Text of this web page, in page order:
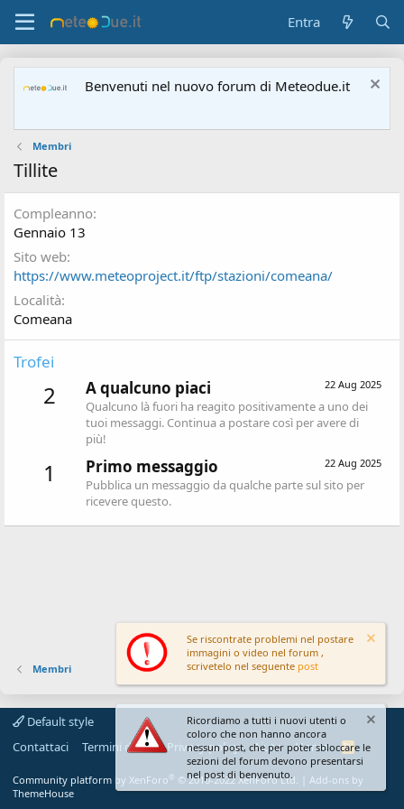
Entra
Benvenuti nel nuovo forum di Meteodue.it
Membri
Tillite
Compleanno
Gennaio 13
Sito web
https://www.meteoproject.it/ftp/stazioni/comeana/
Località
Comeana
Trofei
2 22 Aug 2025
A qualcuno piaci
Qualcuno là fuori ha reagito positivamente a uno dei
tuoi messaggi. Continua a postare così per avere di
più!
1 22 Aug 2025
Primo messaggio
Pubblica un messaggio da qualche parte sul sito per
ricevere questo.
Membri
Default style
Contattaci
Termini d'uso Privacy policy Aiuto Home
R
S
Community platform by XenForo® © 2010-2022 XenForo Ltd.
Add-ons by
ThemeHouse
Se riscontrate problemi nel postare
immagini o video nel forum ,
scrivetelo nel seguente post
Ricordiamo a tutti i nuovi utenti o
coloro che non hanno ancora
nessun post, che per poter sbloccare le
sezioni del forum devono presentarsi
nel post di benvenuto.